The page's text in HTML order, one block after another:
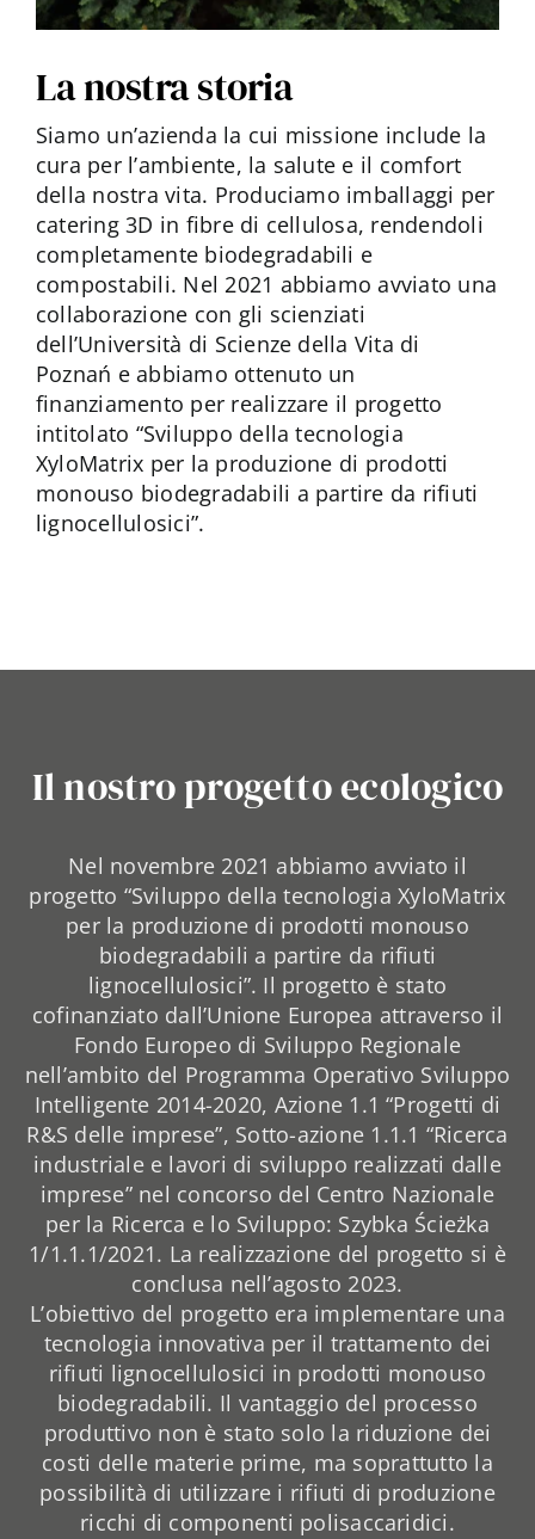
La nostra storia
Siamo un’azienda la cui missione include la
cura per l’ambiente, la salute e il comfort
della nostra vita. Produciamo imballaggi per
catering 3D in fibre di cellulosa, rendendoli
completamente biodegradabili e
compostabili. Nel 2021 abbiamo avviato una
collaborazione con gli scienziati
dell’Università di Scienze della Vita di
Poznań e abbiamo ottenuto un
finanziamento per realizzare il progetto
intitolato “Sviluppo della tecnologia
XyloMatrix per la produzione di prodotti
monouso biodegradabili a partire da rifiuti
lignocellulosici”.
Il nostro progetto ecologico
Nel novembre 2021 abbiamo avviato il
progetto “Sviluppo della tecnologia XyloMatrix
per la produzione di prodotti monouso
biodegradabili a partire da rifiuti
lignocellulosici”. Il progetto è stato
cofinanziato dall’Unione Europea attraverso il
Fondo Europeo di Sviluppo Regionale
nell’ambito del Programma Operativo Sviluppo
Intelligente 2014-2020, Azione 1.1 “Progetti di
R&S delle imprese”, Sotto-azione 1.1.1 “Ricerca
industriale e lavori di sviluppo realizzati dalle
imprese” nel concorso del Centro Nazionale
per la Ricerca e lo Sviluppo: Szybka Ścieżka
1/1.1.1/2021. La realizzazione del progetto si è
conclusa nell’agosto 2023.
L’obiettivo del progetto era implementare una
tecnologia innovativa per il trattamento dei
rifiuti lignocellulosici in prodotti monouso
biodegradabili. Il vantaggio del processo
produttivo non è stato solo la riduzione dei
costi delle materie prime, ma soprattutto la
possibilità di utilizzare i rifiuti di produzione
ricchi di componenti polisaccaridici.